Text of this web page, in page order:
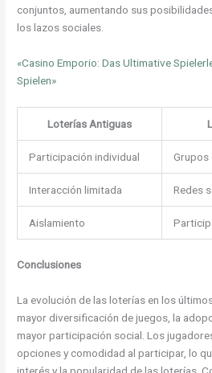
conjuntos, aumentando sus
los lazos sociales.
«Casino Emporio: Das Ultimative
Spielen»
Loterías Antiguas
Participación individual Grupos
Interacción limitada Redes
Aislamiento
Conclusiones
La evolución de las loterías en los
mayor diversificación de juegos, la
mayor participación social. Los
opciones y comodidad al participar, lo